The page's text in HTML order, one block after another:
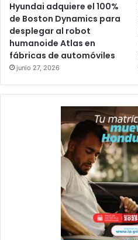
Hyundai adquiere el 100%
de Boston Dynamics para
desplegar al robot
humanoide Atlas en
fábricas de automóviles
junio 27, 2026